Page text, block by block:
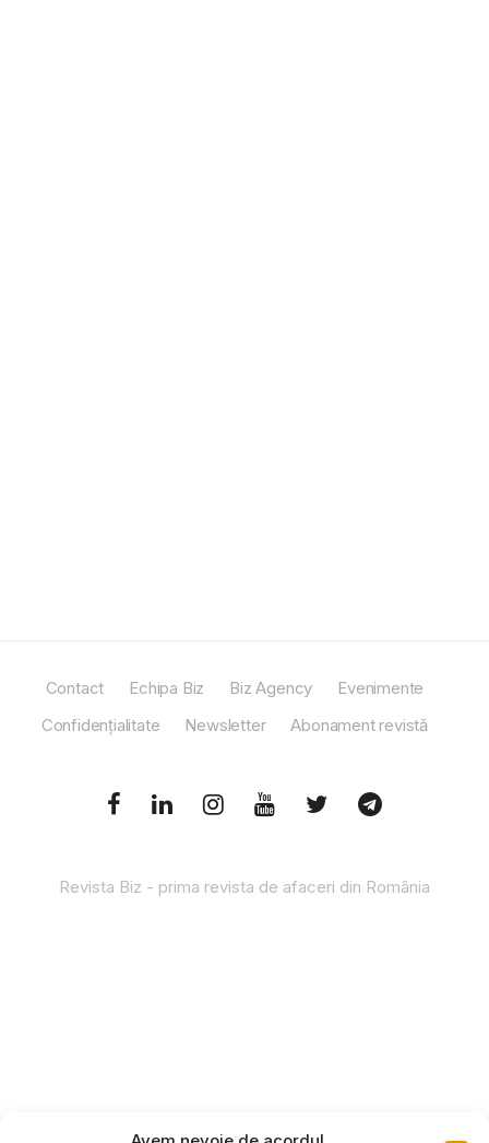
Contact Echipa Biz Biz Agency
Evenimente
Confidențialitate
Newsletter Abonament revistă
Revista Biz - prima revista de afaceri din România